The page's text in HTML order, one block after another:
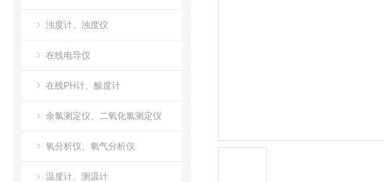
浊度计、浊度仪
在线电导仪
在线PH计、酸度计
余氯测定仪、二氧化氯测定仪
氧分析仪、氧气分析仪
温度计、测温计